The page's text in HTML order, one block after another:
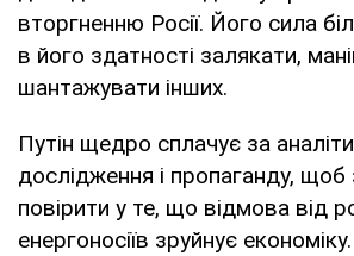
вторгненню Росії. Його сила
в його здатності залякати,
шантажувати інших.
Путін щедро сплачує за
дослідження і пропаганду, щоб
повірити у те, що відмова від
енергоносіїв зруйнує економіку.